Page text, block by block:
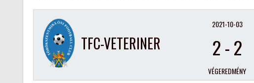
TFC-VETERINER
2021-10-03
2-2
VÉGEREDMÉNY